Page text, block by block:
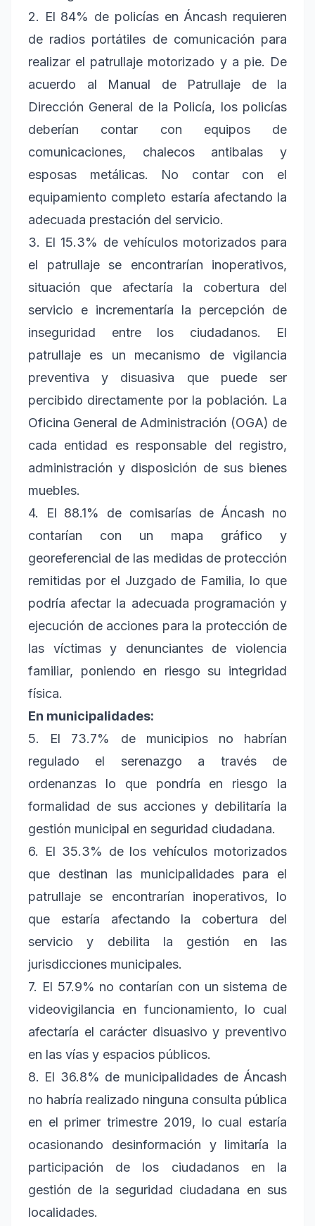
2. El 84% de policías en Áncash requieren
de radios portátiles de comunicación para
realizar el patrullaje motorizado y a pie. De
acuerdo al Manual de Patrullaje de la
Dirección General de la Policía, los policías
deberían contar con equipos de
comunicaciones, chalecos antibalas y
esposas metálicas. No contar con el
equipamiento completo estaría afectando la
adecuada prestación del servicio.
3. El 15.3% de vehículos motorizados para
el patrullaje se encontrarían inoperativos,
situación que afectaría la cobertura del
servicio e incrementaría la percepción de
inseguridad entre los ciudadanos. El
patrullaje es un mecanismo de vigilancia
preventiva y disuasiva que puede ser
percibido directamente por la población. La
Oficina General de Administración (OGA) de
cada entidad es responsable del registro,
administración y disposición de sus bienes
muebles.
4. El 88.1% de comisarías de Áncash no
contarían con un mapa gráfico y
georeferencial de las medidas de protección
remitidas por el Juzgado de Familia, lo que
podría afectar la adecuada programación y
ejecución de acciones para la protección de
las víctimas y denunciantes de violencia
familiar, poniendo en riesgo su integridad
física.
En municipalidades:
5. El 73.7% de municipios no habrían
regulado el serenazgo a través de
ordenanzas lo que pondría en riesgo la
formalidad de sus acciones y debilitaría la
gestión municipal en seguridad ciudadana.
6. El 35.3% de los vehículos motorizados
que destinan las municipalidades para el
patrullaje se encontrarían inoperativos, lo
que estaría afectando la cobertura del
servicio y debilita la gestión en las
jurisdicciones municipales.
7. El 57.9% no contarían con un sistema de
videovigilancia en funcionamiento, lo cual
afectaría el carácter disuasivo y preventivo
en las vías y espacios públicos.
8. El 36.8% de municipalidades de Áncash
no habría realizado ninguna consulta pública
en el primer trimestre 2019, lo cual estaría
ocasionando desinformación y limitaría la
participación de los ciudadanos en la
gestión de la seguridad ciudadana en sus
localidades.